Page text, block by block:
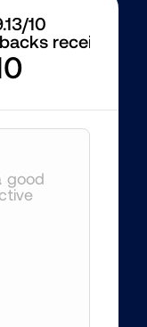
10
received
good